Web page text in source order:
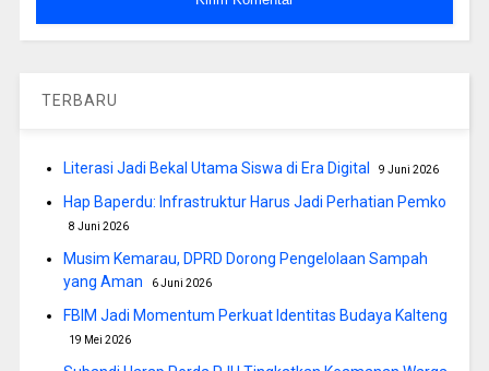
TERBARU
Literasi Jadi Bekal Utama Siswa di Era Digital 9 Juni 2026
Hap Baperdu: Infrastruktur Harus Jadi Perhatian Pemko
8 Juni 2026
Musim Kemarau, DPRD Dorong Pengelolaan Sampah
yang Aman
6 Juni 2026
FBIM Jadi Momentum Perkuat Identitas Budaya Kalteng
19 Mei 2026